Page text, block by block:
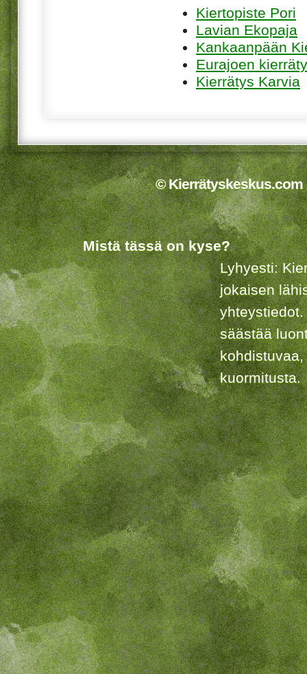
Kiertopiste Pori
Lavian Ekopaja
Kankaanpään
Eurajoen
Kierrätys Karvia
© Kierrätyskeskus.com
Mistä tässä on kyse?
Lyhyesti:
jokaisen
säästää
kuormitusta.